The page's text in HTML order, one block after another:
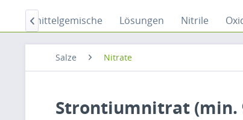
Lösemittelgemische Lösungen Nitrile

Salze Nitrate
Strontiumnitrat (min.